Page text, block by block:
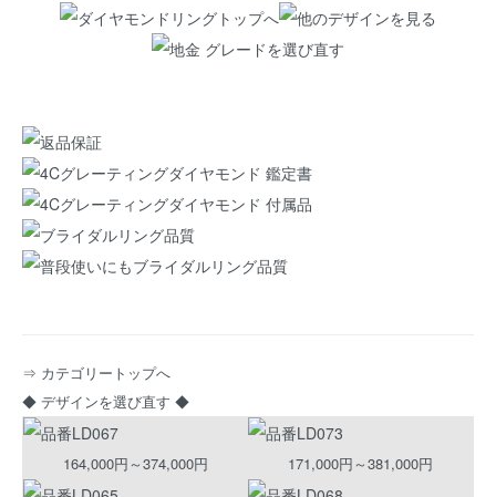
⇒ カテゴリートップへ
◆ デザインを選び直す ◆
164,000円～374,000円 171,000円～381,000円